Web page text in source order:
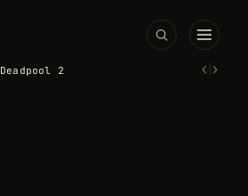
Deadpool 2 ‹›